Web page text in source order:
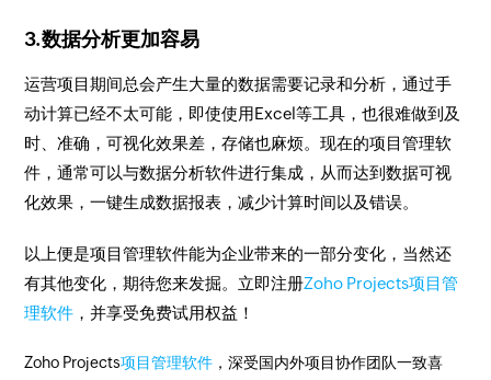
3.数据分析更加容易
运营项目期间总会产生大量的数据需要记录和分析，通过手
动计算已经不太可能，即使使用Excel等工具，也很难做到及
时、准确，可视化效果差，存储也麻烦。现在的项目管理软
件，通常可以与数据分析软件进行集成，从而达到数据可视
化效果，一键生成数据报表，减少计算时间以及错误。
以上便是项目管理软件能为企业带来的一部分变化，当然还
有其他变化，期待您来发掘。立即注册Zoho Projects项目管
理软件 ，并享受免费试用权益！
Zoho Projects项目管理软件 ，深受国内外项目协作团队一致喜